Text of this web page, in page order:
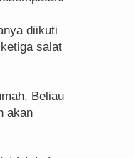
diikuti
salat
Beliau
akan